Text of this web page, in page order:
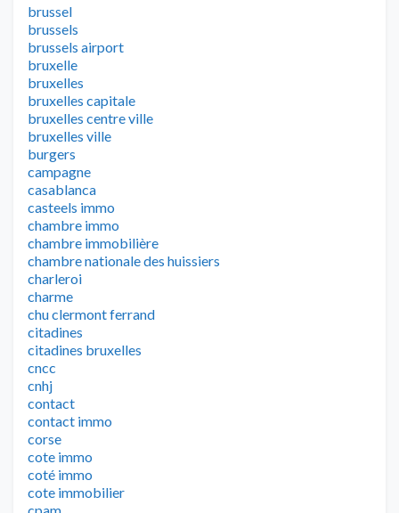
brussel
brussels
brussels airport
bruxelle
bruxelles
bruxelles capitale
bruxelles centre ville
bruxelles ville
burgers
campagne
casablanca
casteels immo
chambre immo
chambre immobilière
chambre nationale des huissiers
charleroi
charme
chu clermont ferrand
citadines
citadines bruxelles
cncc
cnhj
contact
contact immo
corse
cote immo
coté immo
cote immobilier